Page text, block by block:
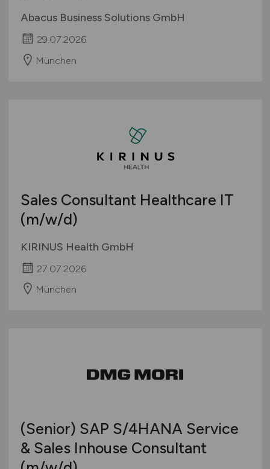
Abacus Business Solutions GmbH
29.07.2026
München
Sales Consultant Healthcare IT
(m/w/d)
KIRINUS Health GmbH
27.07.2026
München
(Senior) SAP S/4HANA Service
& Sales Inhouse Consultant